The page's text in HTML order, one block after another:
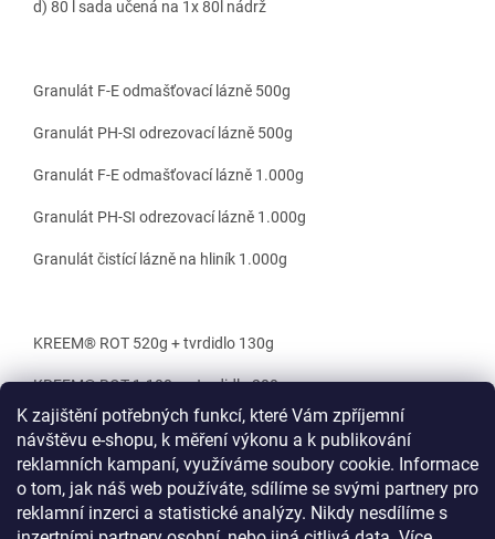
K zajištění potřebných funkcí, které Vám zpříjemní
návštěvu e-shopu, k měření výkonu a k publikování
reklamních kampaní, využíváme soubory cookie. Informace
o tom, jak náš web používáte, sdílíme se svými partnery pro
reklamní inzerci a statistické analýzy. Nikdy nesdílíme s
d) 80 l sada učená na 1x 80l nádrž
Granulát F-E odmašťovací lázně 500g
Granulát PH-SI odrezovací lázně 500g
Granulát F-E odmašťovací lázně 1.000g
Granulát PH-SI odrezovací lázně 1.000g
Granulát čistící lázně na hliník 1.000g
KREEM® ROT 520g + tvrdidlo 130g
KREEM® ROT 1.100g + tvrdidlo 200g
Doplňkové parametry
Kategorie:
Oprava nádrží
Hmotnost: 4 kg